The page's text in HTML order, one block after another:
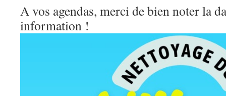
A vos agendas, merci de bien noter la
information !